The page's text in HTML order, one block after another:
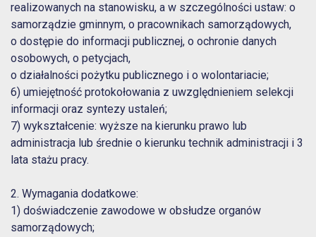
realizowanych na stanowisku, a w szczególności ustaw: o
samorządzie gminnym, o pracownikach samorządowych,
o dostępie do informacji publicznej, o ochronie danych
osobowych, o petycjach,
o działalności pożytku publicznego i o wolontariacie;
6) umiejętność protokołowania z uwzględnieniem selekcji
informacji oraz syntezy ustaleń;
7) wykształcenie: wyższe na kierunku prawo lub
administracja lub średnie o kierunku technik administracji i 3
lata stażu pracy.
2. Wymagania dodatkowe:
1) doświadczenie zawodowe w obsłudze organów
samorządowych;